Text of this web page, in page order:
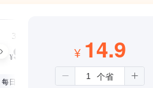
3个月
¥99
每日仅1.08元
¥ 14.9